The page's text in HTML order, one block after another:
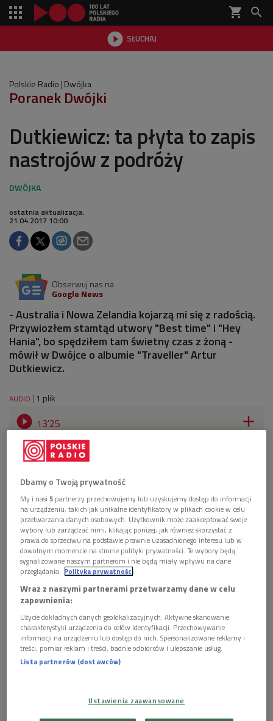
shopping_cart 
 SŁUCHAJ

Polskie Radio Dwójka
Poranek Dwójki
Dutkiewicz: ta płyta to zapis
nastrojów z podróży
ostatnia aktualizacja:
21.04.2017 10:00
Obserwuj nas na
Google News
- Australia i Nowa Zelandia kojarzą mi się z radością.
Przywiozłem stamtąd utwory "Best time" i "Hey
Hania", bo spędziłem tam świetny czas z żoną -
mówił w Dwójce o albumie "Traveller" Artur
Dutkiewicz.
AUDIO 1 plik
 13'25 
Artur Dutkiewicz o płycie "Traveller" (Poranek
Dwójki)
Dbamy o Twoją prywatność
My i nasi5 partnerzy przechowujemy lub uzyskujemy dostęp do informacji
na urządzeniu, takich jak unikalne identyfikatory w plikach cookie w celu
przetwarzania danych osobowych. Użytkownik może zaakceptować swoje
wybory lub zarządzać nimi, klikając poniżej, jak również skorzystać z
prawa do sprzeciwu na podstawie prawnie uzasadnionego interesu lub w
dowolnym momencie na stronie polityki prywatności. Te wybory będą
sygnalizowane naszym partnerom i nie będą miały wpływu na dane
przeglądania. Polityka prywatności
Wraz z naszymi partnerami przetwarzamy dane w celu
zapewnienia:
Użycie dokładnych danych geolokalizacyjnych. Aktywne skanowanie
charakterystyki urządzenia do celów identyfikacji. Przechowywanie
informacji na urządzeniu lub dostęp do nich. Spersonalizowane reklamy i
treści, pomiar reklam i treści, badnie odbiorców i ulepszanie usług.
Lista partnerów (dostawców)
Ustawienia zaawansowane